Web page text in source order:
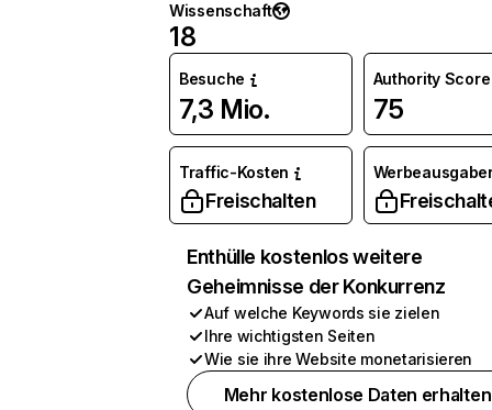
Wissenschaft
18
Besuche
7,3 Mio.
Authority Score
75
Traffic-Kosten
Freischalten
Enthülle kostenlos weitere
Geheimnisse der Konkurrenz
Auf welche Keywords sie zielen
Ihre wichtigsten Seiten
Wie sie ihre Website monetarisieren
Mehr kostenlose Daten erhalten